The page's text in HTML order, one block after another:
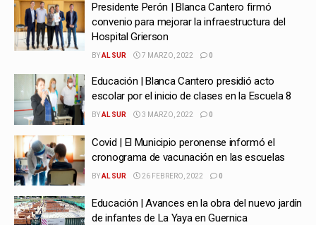
Presidente Perón | Blanca Cantero firmó
convenio para mejorar la infraestructura del
Hospital Grierson
BYAL SUR 7 MARZO, 2022 0
Educación | Blanca Cantero presidió acto
escolar por el inicio de clases en la Escuela 8
BYAL SUR 3 MARZO, 2022 0
Covid | El Municipio peronense informó el
cronograma de vacunación en las escuelas
BYAL SUR 26 FEBRERO, 2022 0
Educación | Avances en la obra del nuevo jardín
de infantes de La Yaya en Guernica